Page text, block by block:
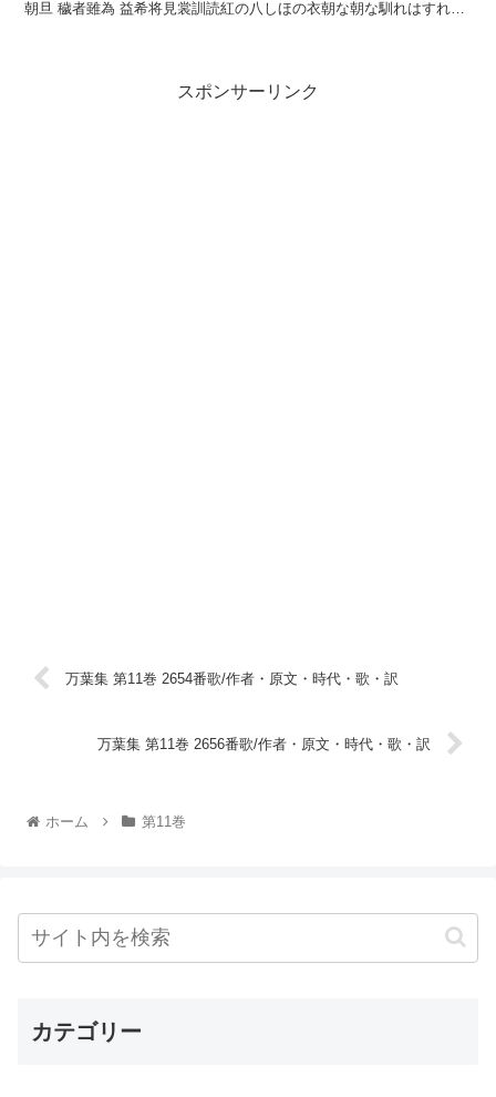
朝旦 穢者雖為 益希将見裳訓読紅の八しほの衣朝な朝な馴れはすれど
スポンサーリンク
万葉集 第11巻 2654番歌/作者・原文・時代・歌・訳
万葉集 第11巻 2656番歌/作者・原文・時代・歌・訳
ホーム 第11巻
カテゴリー